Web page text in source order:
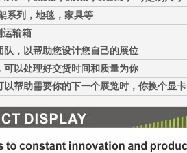
系列，地毯，家具等
运输箱
队，以帮助您设计您自己的展位
可以处理好交货时间和质量为你
以帮助需要你的下一个展览时，你换个显卡